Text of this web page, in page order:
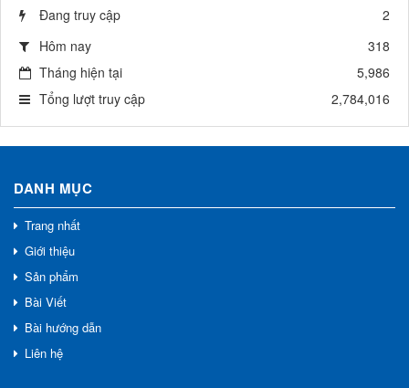
Đang truy cập
2
Hôm nay
318
Tháng hiện tại
5,986
Tổng lượt truy cập
2,784,016
DANH MỤC
Trang nhất
Giới thiệu
Sản phẩm
Bài Viết
Bài hướng dẫn
Liên hệ